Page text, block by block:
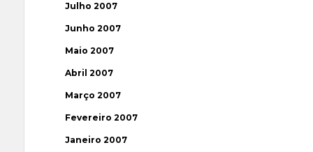
Julho 2007
Junho 2007
Maio 2007
Abril 2007
Março 2007
Fevereiro 2007
Janeiro 2007